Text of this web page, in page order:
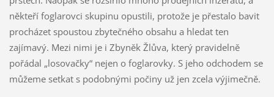
někteří foglarovci skupinu opustili, protože je přestalo bavit
procházet spoustou zbytečného obsahu a hledat ten
zajímavý. Mezi nimi je i Zbyněk Žlůva, který pravidelně
pořádal „losovačky“ nejen o foglarovky. S jeho odchodem se
můžeme setkat s podobnými počiny už jen zcela výjimečně.